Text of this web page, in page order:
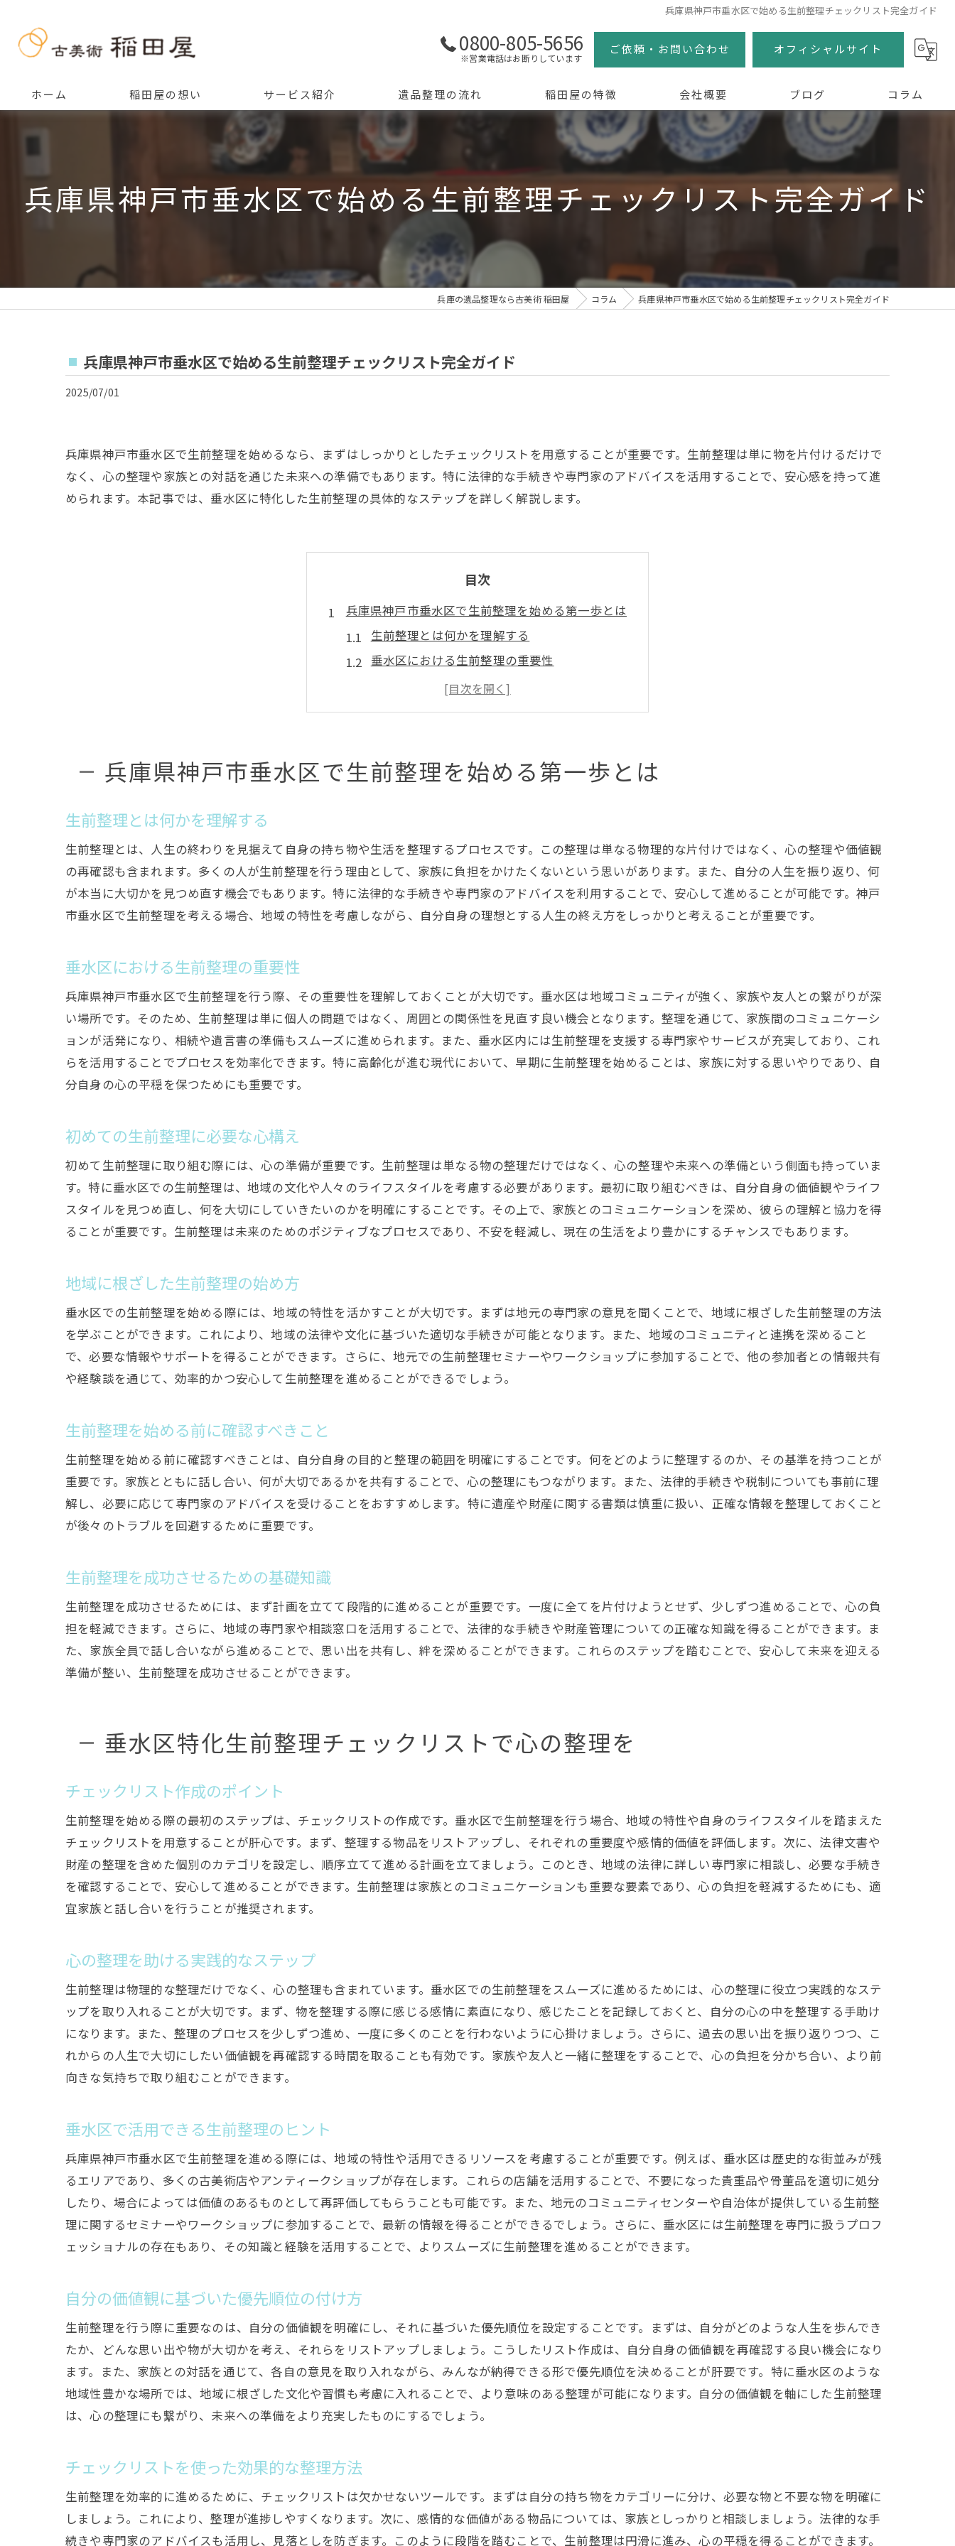
兵庫県神戸市垂水区で始める生前整理チェックリスト完全ガイド
0800-805-5656
※営業電話はお断りしています
ご依頼・お問い合わせ オフィシャルサイト
ホーム 稲田屋の想い サービス紹介 遺品整理の流れ
よくある質問
稲田屋の特徴
生前整理
骨董品
京都の遺品整理
会社概要 ブログ コラム
兵庫県神戸市垂水区で始める生前整理チェックリスト完全ガイド
兵庫の遺品整理なら古美術 稲田屋 コラム 兵庫県神戸市垂水区で始める生前整理チェックリスト完全ガイド
兵庫県神戸市垂水区で始める生前整理チェックリスト完全ガイド
2025/07/01
兵庫県神戸市垂水区で生前整理を始めるなら、まずはしっかりとしたチェックリストを用意することが重要です。生前整理は単に物を片付けるだけで
なく、心の整理や家族との対話を通じた未来への準備でもあります。特に法律的な手続きや専門家のアドバイスを活用することで、安心感を持って進
められます。本記事では、垂水区に特化した生前整理の具体的なステップを詳しく解説します。
目次
兵庫県神戸市垂水区で生前整理を始める第一歩とは
生前整理とは何かを理解する
垂水区における生前整理の重要性
初めての生前整理に必要な心構え
地域に根ざした生前整理の始め方
生前整理を成功させるための基礎知識
垂水区特化生前整理チェックリストで心の整理を
垂水区で活用できる生前整理のヒント
自分の価値観に基づいた優先順位の付け方
チェックリストを使った効果的な整理方法
重要な家族会議の進め方
家族の意向を尊重した整理の進め方
生前整理を通じた家族の絆強化
法律的手続きの基本知識
垂水区で利用可能な法的サービス
専門家に相談すべきタイミング
法律的手続きが必要な場面とその理由
専門家アドバイスを活用した生前整理の重要性
専門家のアドバイスを受けるメリット
垂水区の専門家を見つける方法
信頼できる専門家の選び方
アドバイザーの存在がもたらす効果
物と心を整理するための具体的なステップ
物理的な整理の計画と実践
心の負担を減らすための整理方法
日常生活に取り入れたい整理のテクニック
生前整理がもたらす安心感とその効果
生前整理の効果を実感するために
心の安らぎを得るための整理術
垂水区での生前整理を成功させるためのポイント
地域特有の生前整理のポイント
成功するための計画と準備
兵庫県神戸市垂水区で生前整理を始める第一歩とは
生前整理とは何かを理解する
生前整理とは、人生の終わりを見据えて自身の持ち物や生活を整理するプロセスです。この整理は単なる物理的な片付けではなく、心の整理や価値観
の再確認も含まれます。多くの人が生前整理を行う理由として、家族に負担をかけたくないという思いがあります。また、自分の人生を振り返り、何
が本当に大切かを見つめ直す機会でもあります。特に法律的な手続きや専門家のアドバイスを利用することで、安心して進めることが可能です。神戸
市垂水区で生前整理を考える場合、地域の特性を考慮しながら、自分自身の理想とする人生の終え方をしっかりと考えることが重要です。
垂水区における生前整理の重要性
兵庫県神戸市垂水区で生前整理を行う際、その重要性を理解しておくことが大切です。垂水区は地域コミュニティが強く、家族や友人との繋がりが深
い場所です。そのため、生前整理は単に個人の問題ではなく、周囲との関係性を見直す良い機会となります。整理を通じて、家族間のコミュニケーシ
ョンが活発になり、相続や遺言書の準備もスムーズに進められます。また、垂水区内には生前整理を支援する専門家やサービスが充実しており、これ
らを活用することでプロセスを効率化できます。特に高齢化が進む現代において、早期に生前整理を始めることは、家族に対する思いやりであり、自
分自身の心の平穏を保つためにも重要です。
初めての生前整理に必要な心構え
初めて生前整理に取り組む際には、心の準備が重要です。生前整理は単なる物の整理だけではなく、心の整理や未来への準備という側面も持っていま
す。特に垂水区での生前整理は、地域の文化や人々のライフスタイルを考慮する必要があります。最初に取り組むべきは、自分自身の価値観やライフ
スタイルを見つめ直し、何を大切にしていきたいのかを明確にすることです。その上で、家族とのコミュニケーションを深め、彼らの理解と協力を得
ることが重要です。生前整理は未来のためのポジティブなプロセスであり、不安を軽減し、現在の生活をより豊かにするチャンスでもあります。
地域に根ざした生前整理の始め方
垂水区での生前整理を始める際には、地域の特性を活かすことが大切です。まずは地元の専門家の意見を聞くことで、地域に根ざした生前整理の方法
を学ぶことができます。これにより、地域の法律や文化に基づいた適切な手続きが可能となります。また、地域のコミュニティと連携を深めること
で、必要な情報やサポートを得ることができます。さらに、地元での生前整理セミナーやワークショップに参加することで、他の参加者との情報共有
や経験談を通じて、効率的かつ安心して生前整理を進めることができるでしょう。
生前整理を始める前に確認すべきこと
生前整理を始める前に確認すべきことは、自分自身の目的と整理の範囲を明確にすることです。何をどのように整理するのか、その基準を持つことが
重要です。家族とともに話し合い、何が大切であるかを共有することで、心の整理にもつながります。また、法律的手続きや税制についても事前に理
解し、必要に応じて専門家のアドバイスを受けることをおすすめします。特に遺産や財産に関する書類は慎重に扱い、正確な情報を整理しておくこと
が後々のトラブルを回避するために重要です。
生前整理を成功させるための基礎知識
生前整理を成功させるためには、まず計画を立てて段階的に進めることが重要です。一度に全てを片付けようとせず、少しずつ進めることで、心の負
担を軽減できます。さらに、地域の専門家や相談窓口を活用することで、法律的な手続きや財産管理についての正確な知識を得ることができます。ま
た、家族全員で話し合いながら進めることで、思い出を共有し、絆を深めることができます。これらのステップを踏むことで、安心して未来を迎える
準備が整い、生前整理を成功させることができます。
垂水区特化生前整理チェックリストで心の整理を
チェックリスト作成のポイント
生前整理を始める際の最初のステップは、チェックリストの作成です。垂水区で生前整理を行う場合、地域の特性や自身のライフスタイルを踏まえた
チェックリストを用意することが肝心です。まず、整理する物品をリストアップし、それぞれの重要度や感情的価値を評価します。次に、法律文書や
財産の整理を含めた個別のカテゴリを設定し、順序立てて進める計画を立てましょう。このとき、地域の法律に詳しい専門家に相談し、必要な手続き
を確認することで、安心して進めることができます。生前整理は家族とのコミュニケーションも重要な要素であり、心の負担を軽減するためにも、適
宜家族と話し合いを行うことが推奨されます。
心の整理を助ける実践的なステップ
生前整理は物理的な整理だけでなく、心の整理も含まれています。垂水区での生前整理をスムーズに進めるためには、心の整理に役立つ実践的なステ
ップを取り入れることが大切です。まず、物を整理する際に感じる感情に素直になり、感じたことを記録しておくと、自分の心の中を整理する手助け
になります。また、整理のプロセスを少しずつ進め、一度に多くのことを行わないように心掛けましょう。さらに、過去の思い出を振り返りつつ、こ
れからの人生で大切にしたい価値観を再確認する時間を取ることも有効です。家族や友人と一緒に整理をすることで、心の負担を分かち合い、より前
向きな気持ちで取り組むことができます。
垂水区で活用できる生前整理のヒント
兵庫県神戸市垂水区で生前整理を進める際には、地域の特性や活用できるリソースを考慮することが重要です。例えば、垂水区は歴史的な街並みが残
るエリアであり、多くの古美術店やアンティークショップが存在します。これらの店舗を活用することで、不要になった貴重品や骨董品を適切に処分
したり、場合によっては価値のあるものとして再評価してもらうことも可能です。また、地元のコミュニティセンターや自治体が提供している生前整
理に関するセミナーやワークショップに参加することで、最新の情報を得ることができるでしょう。さらに、垂水区には生前整理を専門に扱うプロフ
ェッショナルの存在もあり、その知識と経験を活用することで、よりスムーズに生前整理を進めることができます。
自分の価値観に基づいた優先順位の付け方
生前整理を行う際に重要なのは、自分の価値観を明確にし、それに基づいた優先順位を設定することです。まずは、自分がどのような人生を歩んでき
たか、どんな思い出や物が大切かを考え、それらをリストアップしましょう。こうしたリスト作成は、自分自身の価値観を再確認する良い機会になり
ます。また、家族との対話を通じて、各自の意見を取り入れながら、みんなが納得できる形で優先順位を決めることが肝要です。特に垂水区のような
地域性豊かな場所では、地域に根ざした文化や習慣も考慮に入れることで、より意味のある整理が可能になります。自分の価値観を軸にした生前整理
は、心の整理にも繋がり、未来への準備をより充実したものにするでしょう。
チェックリストを使った効果的な整理方法
生前整理を効率的に進めるために、チェックリストは欠かせないツールです。まずは自分の持ち物をカテゴリーに分け、必要な物と不要な物を明確に
しましょう。これにより、整理が進捗しやすくなります。次に、感情的な価値がある物品については、家族としっかりと相談しましょう。法律的な手
続きや専門家のアドバイスも活用し、見落としを防ぎます。このように段階を踏むことで、生前整理は円滑に進み、心の平穏を得ることができます。